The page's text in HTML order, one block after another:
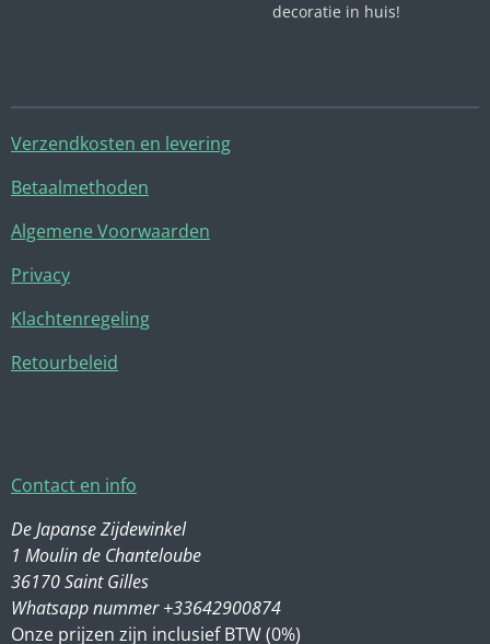
decoratie in huis!
Verzendkosten en levering
Betaalmethoden
Algemene Voorwaarden
Privacy
Klachtenregeling
Retourbeleid
Contact en info
De Japanse Zijdewinkel
1 Moulin de Chanteloube
36170 Saint Gilles
Whatsapp nummer +33642900874
Onze prijzen zijn inclusief BTW (0%)